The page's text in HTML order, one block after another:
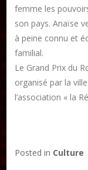
Mame Hulo
AUTEURS
femme les
son pays. Anaïse
à peine connu et
familial.
Le Grand Prix du
organisé par la
l’association « la
Posted in Culture